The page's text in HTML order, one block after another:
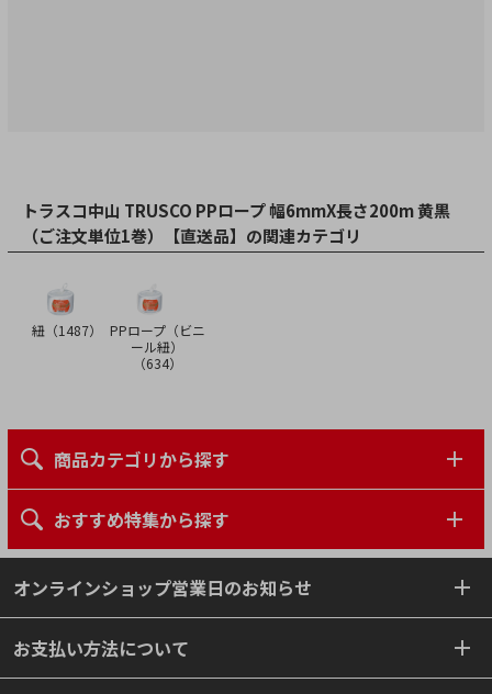
トラスコ中山 TRUSCO PPロープ 幅6mmX長さ200m 黄黒
（ご注文単位1巻）【直送品】の関連カテゴリ
紐（1487）
PPロープ（ビニ
ール紐）
（634）
商品カテゴリから探す
おすすめ特集から探す
オンラインショップ営業日のお知らせ
お支払い方法について